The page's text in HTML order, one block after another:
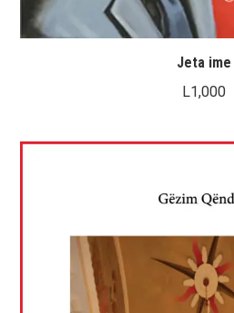
Jeta ime
L1,000